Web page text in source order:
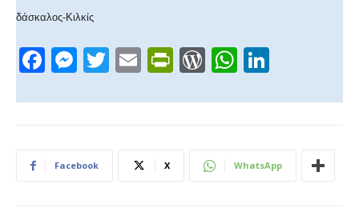
δάσκαλος-Κιλκίς
F
c
b
M
ss
n
T
tt
E
ail
Pr
tF
W
d
e
W
at
A
k
dI
Facebook X WhatsApp